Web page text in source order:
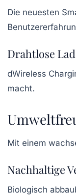
Die neuesten
Drahtlose
dWireless
macht.
Mit einem
Nachhaltige
Biologisch